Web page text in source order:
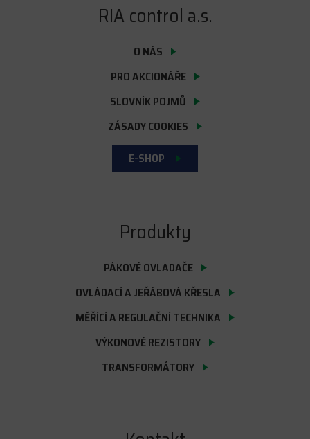
RIA control a.s.
O NÁS
PRO AKCIONÁŘE
SLOVNÍK POJMŮ
ZÁSADY COOKIES
E-SHOP
Produkty
PÁKOVÉ OVLADAČE
OVLÁDACÍ A JEŘÁBOVÁ KŘESLA
MĚŘÍCÍ A REGULAČNÍ TECHNIKA
VÝKONOVÉ REZISTORY
TRANSFORMÁTORY